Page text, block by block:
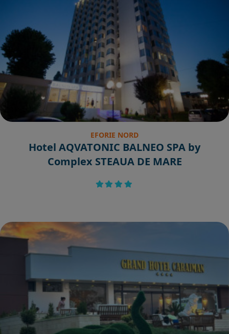
EFORIE NORD
Hotel AQVATONIC BALNEO SPA by
Complex STEAUA DE MARE